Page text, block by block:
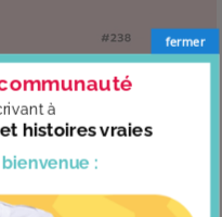
:
à
histoires vraies
fermer